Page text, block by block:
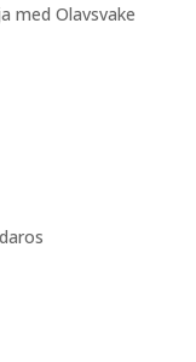
med Olavsvake